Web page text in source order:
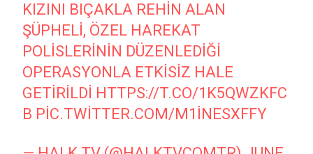
KIZINI BIÇAKLA REHIN ALAN
ŞÜPHELI, ÖZEL HAREKAT
POLISLERININ DÜZENLEDIĞI
OPERASYONLA ETKISIZ HALE
GETIRILDI HTTPS://T.CO/1K5QWZKFC
B PIC.TWITTER.COM/M1INESXFFY